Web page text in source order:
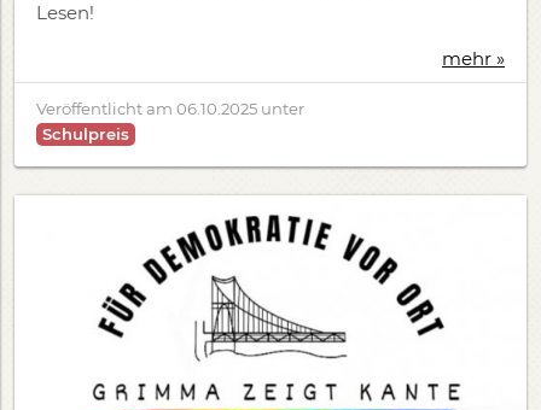
Lesen!
mehr »
Veröffentlicht am 06.10.2025 unter
Schulpreis